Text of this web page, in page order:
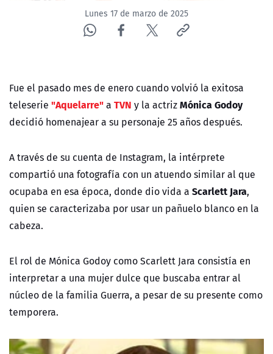
Lunes 17 de marzo de 2025
Fue el pasado mes de enero cuando volvió la exitosa
teleserie "Aquelarre"a TVN y la actrizMónica Godoy
decidió homenajear a su personaje 25 años después.
A través de su cuenta de Instagram, la intérprete
compartió una fotografía con un atuendo similar al que
ocupaba en esa época, donde dio vida a Scarlett Jara,
quien se caracterizaba por usar un pañuelo blanco en la
cabeza.
El rol de Mónica Godoy como Scarlett Jara consistía en
interpretar a una mujer dulce que buscaba entrar al
núcleo de la familia Guerra, a pesar de su presente como
temporera.